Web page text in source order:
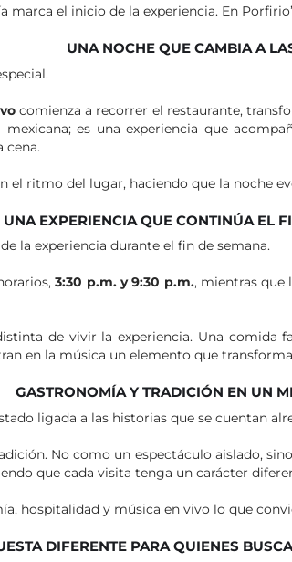
marca el inicio de la experiencia. En
UNA NOCHE QUE CAMBIA A
comienza a recorrer el restaurante,
es una experiencia que
cena.
el ritmo del lugar, haciendo que la noche
UNA EXPERIENCIA QUE CONTINÚA EL
la experiencia durante el fin de semana.
3:30 p.m. y 9:30 p.m., mientras que
de vivir la experiencia. Una comida
en la música un elemento que
GASTRONOMÍA Y TRADICIÓN EN UN
ligada a las historias que se cuentan
No como un espectáculo aislado,
que cada visita tenga un carácter
hospitalidad y música en vivo lo que
DIFERENTE PARA QUIENES